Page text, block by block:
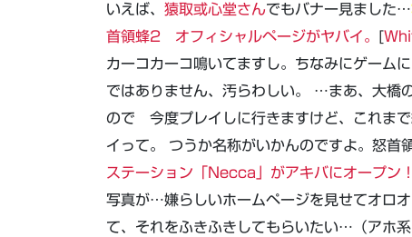
いえば、 猿取或心堂さんでもバナー見ました…
首領蜂2 オフィシャルページがヤバイ。
[
カーコカーコ鳴いてますし。ちなみにゲーム
ではありません、汚らわしい。 …まあ、大橋
ので 今度プレイしに行きますけど、これま
イって。 つうか名称がいかんのですよ。怒首
ステーション「Necca」がアキバにオープン！
写真が…嫌らしいホームページを見せてオロ
て、それをふきふきしてもらいたい…（アホ系